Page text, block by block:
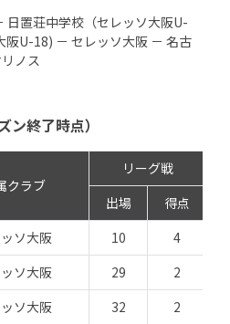
日置荘中学校（セレッソ大阪U-
U-18) － セレッソ大阪 － 名古
ノス
ン終了時点）
クラブ
リーグ戦
出場
得点
ソ大阪 10
4
ソ大阪 29
2
ソ大阪 32
2